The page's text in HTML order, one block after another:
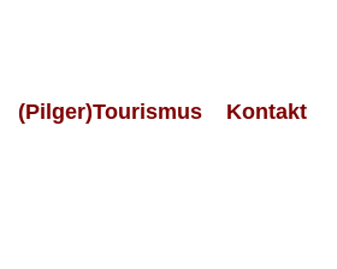
(Pilger)Tourismus Kontakt